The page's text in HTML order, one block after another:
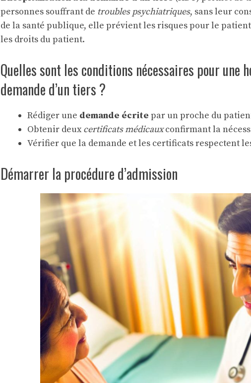
personnes souffrant de troubles psychiatriques, sans leur
de la santé publique, elle prévient les risques pour le
les droits du patient.
Quelles sont les conditions nécessaires pour une
demande d’un tiers ?
Rédiger une demande écrite par un proche du
Obtenir deuxcertificats médicauxconfirmant la
Vérifier que la demande et les certificats respectent
Démarrer la procédure d’admission